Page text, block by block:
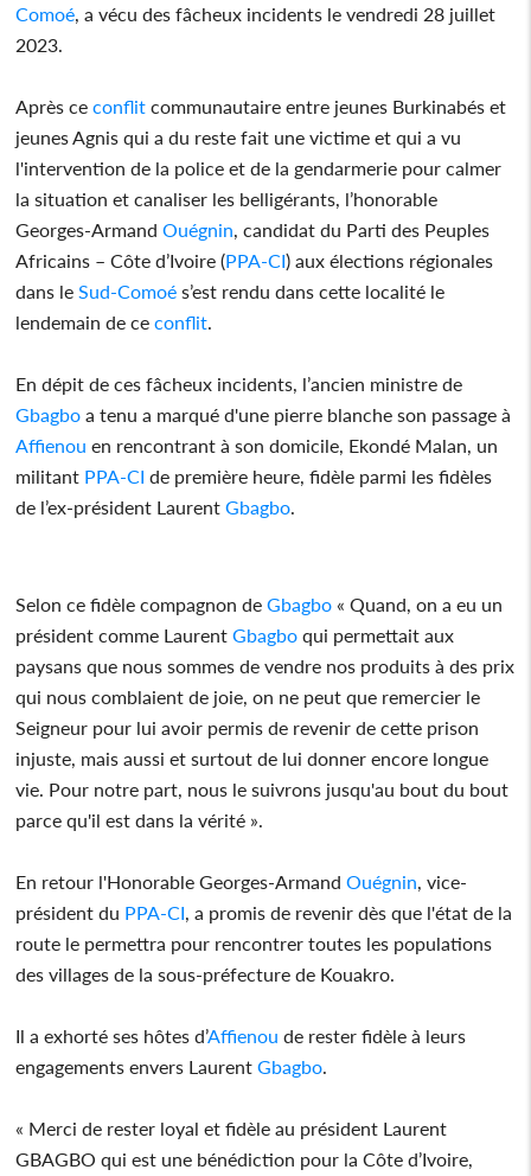
Comoé , a vécu des fâcheux incidents le vendredi 28 juillet
2023.
Après ceconflit communautaire entre jeunes Burkinabés et
jeunes Agnis qui a du reste fait une victime et qui a vu
l'intervention de la police et de la gendarmerie pour calmer
la situation et canaliser les belligérants, l’honorable
Georges-ArmandOuégnin , candidat du Parti des Peuples
Africains – Côte d’Ivoire (PPA-CI) aux élections régionales
dans le Sud-Comoé s’est rendu dans cette localité le
lendemain de ceconflit
En dépit de ces fâcheux incidents, l’ancien ministre de
Gbagbo a tenu a marqué d'une pierre blanche son passage à
Affienou en rencontrant à son domicile, Ekondé Malan, un
militant PPA-CI de première heure, fidèle parmi les fidèles
de l’ex-président LaurentGbagbo
Selon ce fidèle compagnon deGbagbo « Quand, on a eu un
président comme LaurentGbagbo qui permettait aux
paysans que nous sommes de vendre nos produits à des prix
qui nous comblaient de joie, on ne peut que remercier le
Seigneur pour lui avoir permis de revenir de cette prison
injuste, mais aussi et surtout de lui donner encore longue
vie. Pour notre part, nous le suivrons jusqu'au bout du bout
parce qu'il est dans la vérité ».
En retour l'Honorable Georges-ArmandOuégnin , vice-
président du PPA-CI , a promis de revenir dès que l'état de la
route le permettra pour rencontrer toutes les populations
des villages de la sous-préfecture de Kouakro.
Il a exhorté ses hôtes d’Affienou de rester fidèle à leurs
engagements envers LaurentGbagbo
« Merci de rester loyal et fidèle au président Laurent
GBAGBO qui est une bénédiction pour la Côte d’Ivoire,